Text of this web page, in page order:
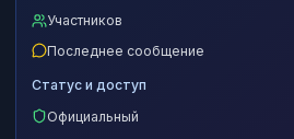
Участников
Последнее сообщение
Статус и доступ
Официальный